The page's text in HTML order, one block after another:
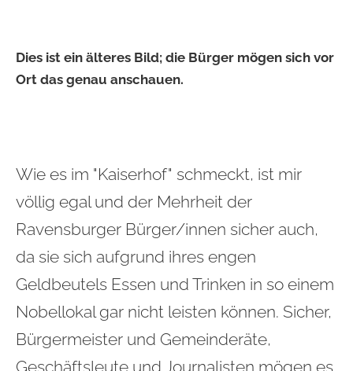
Dies ist ein älteres Bild; die Bürger mögen sich vor
Ort das genau anschauen.
Wie es im "Kaiserhof" schmeckt, ist mir
völlig egal und der Mehrheit der
Ravensburger Bürger/innen sicher auch,
da sie sich aufgrund ihres engen
Geldbeutels Essen und Trinken in so einem
Nobellokal gar nicht leisten können. Sicher,
Bürgermeister und Gemeinderäte,
Geschäftsleute und Journalisten mögen es